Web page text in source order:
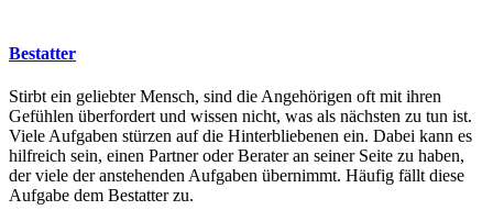
Bestatter
Stirbt ein geliebter Mensch, sind die Angehörigen oft mit ihren
Gefühlen überfordert und wissen nicht, was als nächsten zu tun ist.
Viele Aufgaben stürzen auf die Hinterbliebenen ein. Dabei kann es
hilfreich sein, einen Partner oder Berater an seiner Seite zu haben,
der viele der anstehenden Aufgaben übernimmt. Häufig fällt diese
Aufgabe dem Bestatter zu.